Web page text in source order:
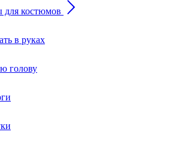
для костюмов
в руках
голову